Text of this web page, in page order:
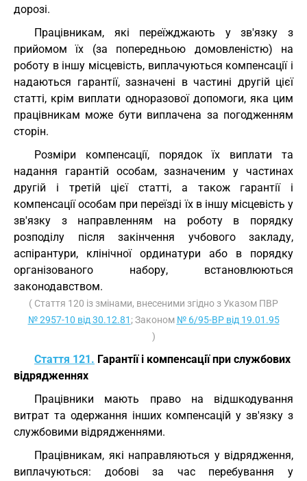
дорозі.
Працівникам, які переїжджають у зв'язку з
прийомом їх (за попередньою домовленістю) на
роботу в іншу місцевість, виплачуються компенсації і
надаються гарантії, зазначені в частині другій цієї
статті, крім виплати одноразової допомоги, яка цим
працівникам може бути виплачена за погодженням
сторін.
Розміри компенсації, порядок їх виплати та
надання гарантій особам, зазначеним у частинах
другій і третій цієї статті, а також гарантії і
компенсації особам при переїзді їх в іншу місцевість у
зв'язку з направленням на роботу в порядку
розподілу після закінчення учбового закладу,
аспірантури, клінічної ординатури або в порядку
організованого набору, встановлюються
законодавством.
( Стаття 120 із змінами, внесеними згідно з Указом ПВР
№ 2957-10 від 30.12.81 ; Законом № 6/95-ВР від 19.01.95
)
Стаття 121. Гарантії і компенсації при службових
відрядженнях
Працівники мають право на відшкодування
витрат та одержання інших компенсацій у зв'язку з
службовими відрядженнями.
Працівникам, які направляються у відрядження,
виплачуються: добові за час перебування у